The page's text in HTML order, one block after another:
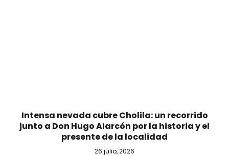
​Intensa nevada cubre Cholila: un recorrido
junto a Don Hugo Alarcón por la historia y el
presente de la localidad
26 julio, 2026